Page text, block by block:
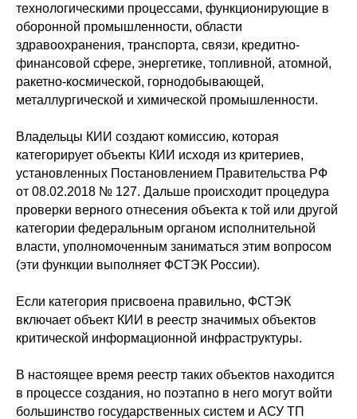
технологическими процессами, функционирующие в
оборонной промышленности, области
здравоохранения, транспорта, связи, кредитно-
финансовой сфере, энергетике, топливной, атомной,
ракетно-космической, горнодобывающей,
металлургической и химической промышленности.
Владельцы КИИ создают комиссию, которая
категорирует объекты КИИ исходя из критериев,
установленных Постановлением Правительства РФ
от 08.02.2018 № 127. Дальше происходит процедура
проверки верного отнесения объекта к той или другой
категории федеральным органом исполнительной
власти, уполномоченным заниматься этим вопросом
(эти функции выполняет ФСТЭК России).
Если категория присвоена правильно, ФСТЭК
включает объект КИИ в реестр значимых объектов
критической информационной инфраструктуры.
В настоящее время реестр таких объектов находится
в процессе создания, но поэтапно в него могут войти
большинство государственных систем и АСУ ТП